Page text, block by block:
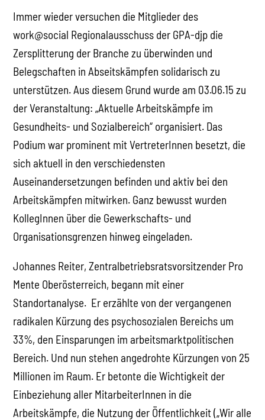
Immer wieder versuchen die Mitglieder des
work@social Regionalausschuss der GPA-djp die
Zersplitterung der Branche zu überwinden und
Belegschaften in Abseitskämpfen solidarisch zu
unterstützen. Aus diesem Grund wurde am 03.06.15 zu
der Veranstaltung: „Aktuelle Arbeitskämpfe im
Gesundheits- und Sozialbereich“ organisiert. Das
Podium war prominent mit VertreterInnen besetzt, die
sich aktuell in den verschiedensten
Auseinandersetzungen befinden und aktiv bei den
Arbeitskämpfen mitwirken. Ganz bewusst wurden
KollegInnen über die Gewerkschafts- und
Organisationsgrenzen hinweg eingeladen.
Johannes Reiter, Zentralbetriebsratsvorsitzender Pro
Mente Oberösterreich, begann mit einer
Standortanalyse. Er erzählte von der vergangenen
radikalen Kürzung des psychosozialen Bereichs um
33%, den Einsparungen im arbeitsmarktpolitischen
Bereich. Und nun stehen angedrohte Kürzungen von 25
Millionen im Raum. Er betonte die Wichtigkeit der
Einbeziehung aller MitarbeiterInnen in die
Arbeitskämpfe, die Nutzung der Öffentlichkeit („Wir alle